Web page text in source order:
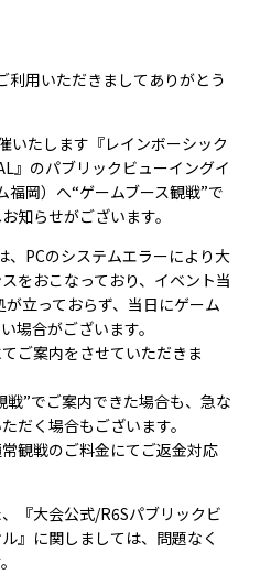
利用いただきましてありがとう
いたします『レインボーシック
』のパブリックビューイングイ
福岡）へ“ゲームブース観戦”で
知らせがございます。
、PCのシステムエラーにより大
をおこなっており、イベント当
立っておらず、当日にゲーム
場合がございます。
ご案内をさせていただきま
戦”でご案内できた場合も、急な
だく場合もございます。
常観戦のご料金にてご返金対応
『大会公式/R6Sパブリックビ
』に関しましては、問題なく